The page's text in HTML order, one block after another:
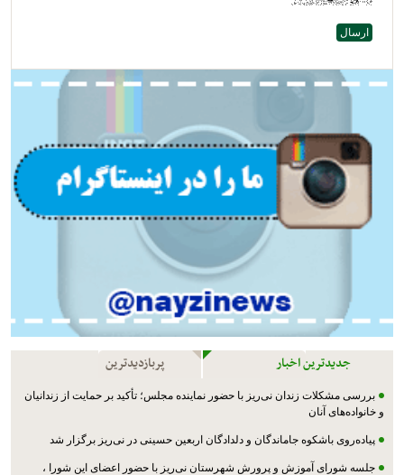
جدیدترین اخبار پربازدیدترین
بررسی مشکلات زندان نی‌ریز با حضور نماینده مجلس؛ تأکید بر حمایت از زندانیان
و خانواده‌های آنان
پیاده‌روی باشکوه جاماندگان و دلدادگان اربعین حسینی در نی‌ریز برگزار شد
جلسه شورای آموزش و پرورش شهرستان نی‌ریز با حضور اعضای این شورا ،